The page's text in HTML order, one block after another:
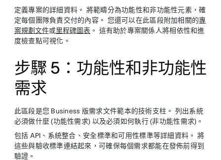
定義專案的詳細資料。 將範疇分為功能性和非功能性元素，確
定每個團隊負責交付的內容。 您還可以在此區段附加相關的專
案規劃文件或里程碑圖表 。 這有助於專案關係人將相依性和進
度檢查點可視化。
步驟 5：功能性和非功能性
需求
此區段是您 Business 版需求文件範本的技術支柱。 列出系統
必須做什麼 (功能性需求) 以及必須如何執行 (非功能性需求)。
包括 API、系統整合、安全標準和可用性標準等詳細資料。 將
這些與驗收標準連結起來，可確保每個需求都能在發佈前得到
驗證。